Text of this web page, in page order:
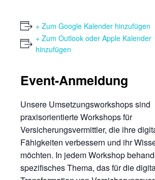
+ Zum Google Kalender hinzufügen
+ Zum Outlook oder Apple Kalender
hinzufügen
Event-Anmeldung
Unsere Umsetzungsworkshops sind
praxisorientierte Workshops für
Versicherungsvermittler, die ihre
Fähigkeiten verbessern und ihr
möchten. In jedem Workshop
spezifisches Thema, das für die